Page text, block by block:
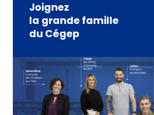
Joignez
la grande famille
du Cégep